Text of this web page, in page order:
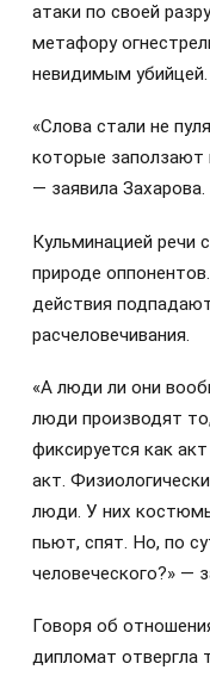
атаки по своей
метафору
невидимым убийцей.
«Слова стали не
которые заползают
— заявила Захарова.
Кульминацией речи
природе
действия
расчеловечивания.
«А люди ли они
люди производят
фиксируется как
акт.
люди. У них
пьют, спят. Но, по
человеческого?» —
Говоря об
дипломат отвергла